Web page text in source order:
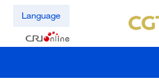
Language